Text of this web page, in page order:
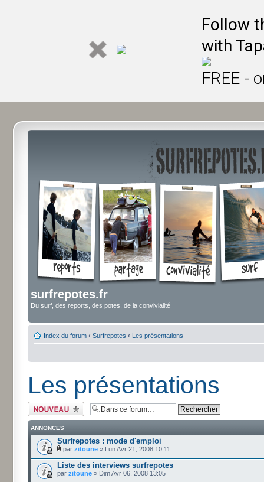
Follow
with
FREE -
surfrepotes.fr
Du surf, des reports, des potes, de la convivialité
Index du forum ‹ Surfrepotes ‹ Les présentations
Les présentations
Écrire un nouveau
sujet
ANNONCES
Surfrepotes : mode d'emploi
par zitoune » Lun Avr 21, 2008 10:11
Liste des interviews surfrepotes
par zitoune » Dim Avr 06, 2008 13:05